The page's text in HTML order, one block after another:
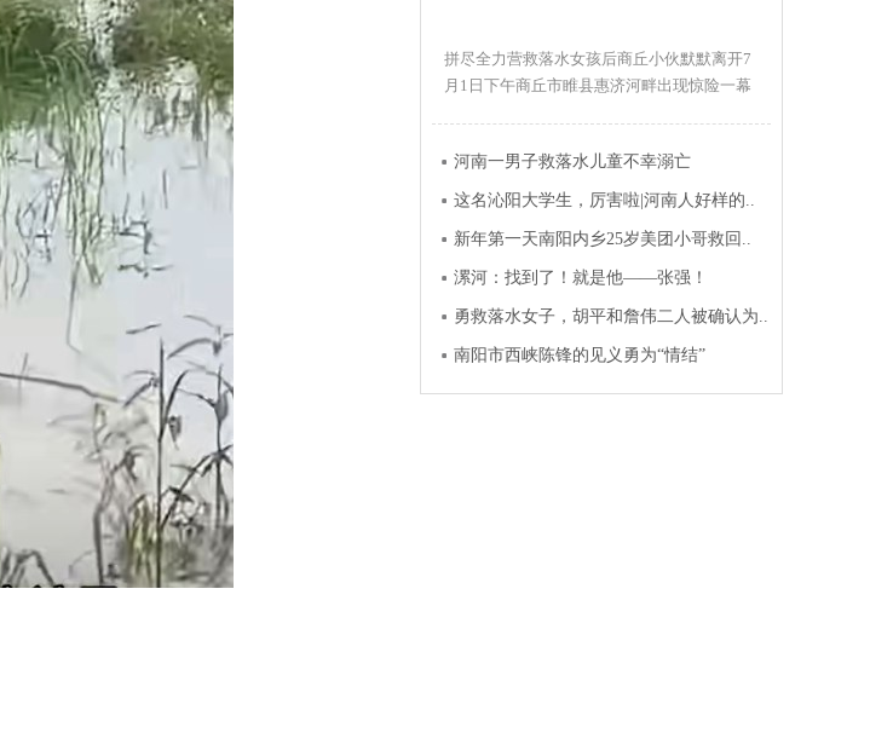
拼尽全力营救落水女孩后商丘小伙默默离开7
月1日下午商丘市睢县惠济河畔出现惊险一幕
河南一男子救落水儿童不幸溺亡
这名沁阳大学生，厉害啦|河南人好样的..
新年第一天南阳内乡25岁美团小哥救回..
漯河：找到了！就是他——张强！
勇救落水女子，胡平和詹伟二人被确认为..
南阳市西峡陈锋的见义勇为“情结”